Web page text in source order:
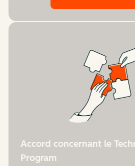
Accord concernant le
Program